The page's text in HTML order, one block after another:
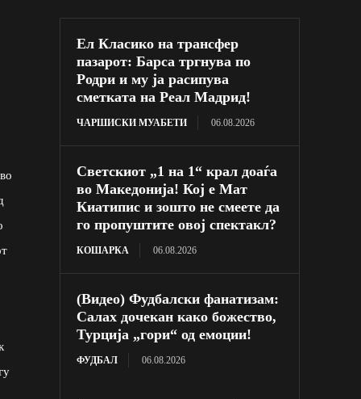
Ел Класико на трансфер
пазарот: Барса тргнува по
Родри и му ја расипува
сметката на Реал Мадрид!
ЧАРШИСКИ МУАБЕТИ 06.08.2026
Светскиот „1 на 1“ крал доаѓа
во Македонија! Кој е Мат
Киатипис и зошто не смеете да
го пропуштите овој спектакл?
КОШАРКА 06.08.2026
(Видео) Фудбалски фанатизам:
Салах дочекан како божество,
Турција „гори“ од емоции!
ФУДБАЛ 06.08.2026